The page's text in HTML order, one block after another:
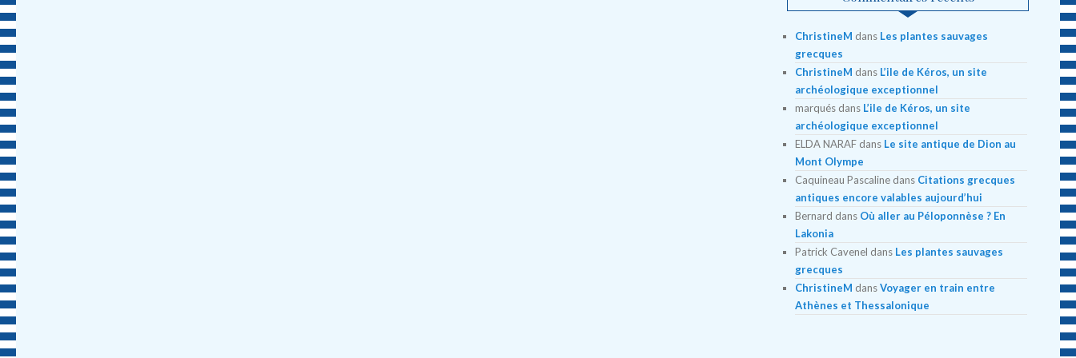
ChristineM dans Les plantes sauvages
grecques
ChristineM dans L’ile de Kéros, un site
archéologique exceptionnel
marquésdans L’ile de Kéros, un site
archéologique exceptionnel
ELDA NARAFdans Le site antique de Dion au
Mont Olympe
Caquineau Pascalinedans Citations grecques
antiques encore valables aujourd’hui
Bernard dans Où aller au Péloponnèse ? En
Lakonia
Patrick Cavenel dans Les plantes sauvages
grecques
ChristineM dansVoyager en train entre
Athènes et Thessalonique